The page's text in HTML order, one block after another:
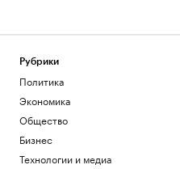
Рубрики
Политика
Экономика
Общество
Бизнес
Технологии и медиа